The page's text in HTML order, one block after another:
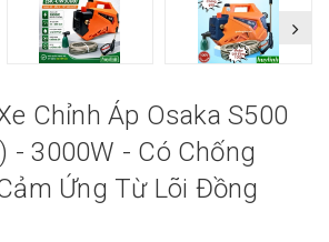
Chỉnh Áp Osaka S500
- 3000W - Có Chống
Ứng Từ Lõi Đồng